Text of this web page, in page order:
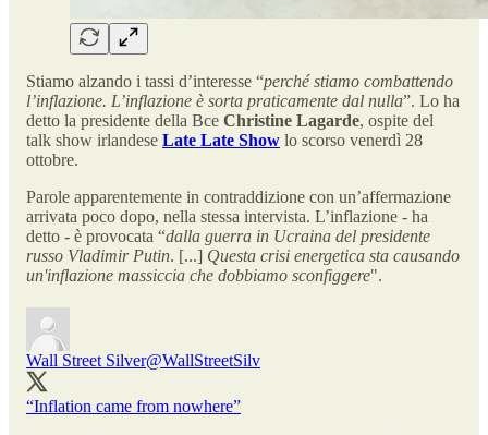
Stiamo alzando i tassi d’interesse “perché stiamo combattendo
l’inflazione. L’inflazione è sorta praticamente dal nulla”. Lo ha
detto la presidente della Bce Christine Lagarde, ospite del
talk show irlandese Late Late Show lo scorso venerdì 28
ottobre.
Parole apparentemente in contraddizione con un’affermazione
arrivata poco dopo, nella stessa intervista. L’inflazione - ha
detto - è provocata “dalla guerra in Ucraina del presidente
russo Vladimir Putin. [...] Questa crisi energetica sta causando
un'inflazione massiccia che dobbiamo sconfiggere".
Wall Street Silver@WallStreetSilv
“Inflation came from nowhere”